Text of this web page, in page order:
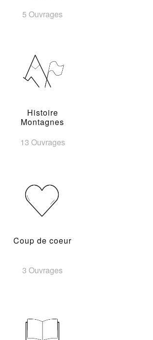
5 Ouvrages
Histoire
Montagnes
13 Ouvrages
Coup de coeur
3 Ouvrages